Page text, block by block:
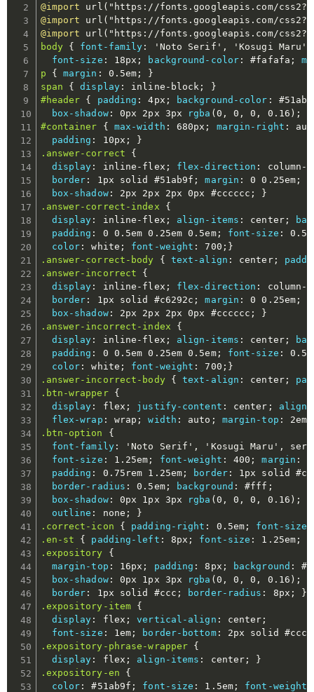
@import
url("https://fonts.googleapis.com/
@import
url("https://fonts.googleapis.com/
@import
url("https://fonts.googleapis.com/
body
{ font-family : 'Noto Serif' , 'Kosugi Maru'
font-size : 18px ; background-color : #fafafa ;
p
{ margin : 0.5em ;
}
span
{ display: inline-block ;
}
#header { padding : 4px ; background-color :
box-shadow: 0px 2px 3px rgba ( 0 , 0 , 0 , 0.16 ) ;
#container
{ max-width : 680px ; margin-right :
padding : 10px ;
}
.answer-correct
{
display : inline-flex ; flex-direction :
column-
border : 1px solid #51ab9f ; margin : 0 0.25em ;
box-shadow: 2px 2px 2px 0px #cccccc ;
}
.answer-correct-index
{
display : inline-flex ; align-items : center;
padding : 0 0.5em 0.25em 0.5em; font-size :
color : white ; font-weight : 700 ; }
.answer-correct-body
{ text-align : center;
.answer-incorrect
{
display : inline-flex ; flex-direction :
column-
border : 1px solid #c6292c ; margin : 0 0.25em ;
box-shadow: 2px 2px 2px 0px #cccccc ;
}
.answer-incorrect-index
{
display : inline-flex ; align-items : center;
padding : 0 0.5em 0.25em 0.5em; font-size :
color : white ; font-weight : 700 ; }
.answer-incorrect-body
{ text-align : center;
.btn-wrapper
{
display : flex ; justify-content : center ;
align-
flex-wrap : wrap ; width : auto ; margin-top : 2em
.btn-option
{
font-family: 'Noto Serif' , 'Kosugi Maru' ,
font-size : 1.25em ; font-weight : 400 ; margin :
padding : 0.75rem 1.25em ; border:
1px solid
border-radius : 0.5em; background : #fff ;
box-shadow: 0px 1px 3px rgba ( 0 , 0 , 0 , 0.16 ) ;
outline : none ;
}
.correct-icon
{ padding-right : 0.5em ; font-size
.en-st
{ padding-left : 8px ; font-size : 1.25em ;
.expository
{
margin-top : 16px ; padding : 8px ; background :
box-shadow: 0px 1px 3px rgba ( 0 , 0 , 0 , 0.16 ) ;
border : 1px solid #ccc ; border-radius : 8px ;
}
.expository-item {
display : flex ; vertical-align : center ;
font-size : 1em ; border-bottom: 2px solid #ccc
.expository-phrase-wrapper {
display : flex ; align-items : center ;
}
.expository-en
{
color : #51ab9f ; font-size : 1.5em; font-weight